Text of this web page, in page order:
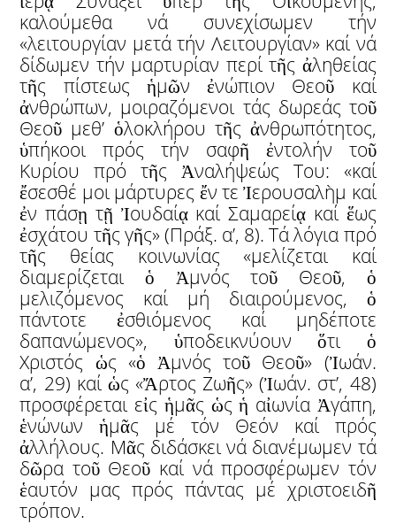
καλούμεθα νά συνεχίσωμεν τήν
«λειτουργίαν μετά τήν Λειτουργίαν» καί νά
δίδωμεν τήν μαρτυρίαν περί τῆς ἀληθείας
τῆς πίστεως ἡμῶν ἐνώπιον Θεοῦ καί
ἀνθρώπων, μοιραζόμενοι τάς δωρεάς τοῦ
Θεοῦ μεθ’ ὁλοκλήρου τῆς ἀνθρωπότητος,
ὑπήκοοι πρός τήν σαφῆ ἐντολήν τοῦ
Κυρίου πρό τῆς Ἀναλήψεώς Του: «καί
ἔσεσθέ μοι μάρτυρες ἔν τε Ἰερουσαλὴμ καί
ἐν πάσῃ τῇ Ἰουδαίᾳ καί Σαμαρείᾳ καί ἕως
ἐσχάτου τῆς γῆς» (Πράξ. α’, 8). Τά λόγια πρό
τῆς θείας κοινωνίας «μελίζεται καί
διαμερίζεται ὁ Ἀμνός τοῦ Θεοῦ, ὁ
μελιζόμενος καί μή διαιρούμενος, ὁ
πάντοτε ἐσθιόμενος καί μηδέποτε
δαπανώμενος», ὑποδεικνύουν ὅτι ὁ
Χριστός ὡς «ὁ Ἀμνός τοῦ Θεοῦ» (Ἰωάν.
α’, 29) καί ὡς «Ἄρτος Zωῆς» (Ἰωάν. στ’, 48)
προσφέρεται εἰς ἡμᾶς ὡς ἡ αἰωνία Ἀγάπη,
ἑνώνων ἡμᾶς μέ τόν Θεόν καί πρός
ἀλλήλους. Μᾶς διδάσκει νά διανέμωμεν τά
δῶρα τοῦ Θεοῦ καί νά προσφέρωμεν τόν
ἑαυτόν μας πρός πάντας μέ χριστοειδῆ
τρόπον.